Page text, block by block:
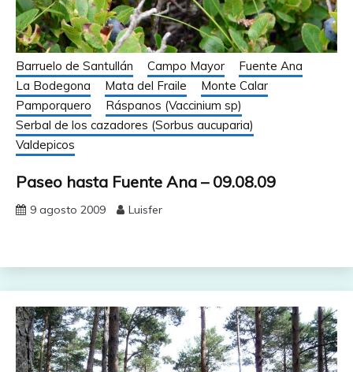
Barruelo de Santullán Campo Mayor
Fuente Ana
La Bodegona
Mata del Fraile
Monte Calar
Pamporquero
Ráspanos (Vaccinium sp)
Serbal de los cazadores (Sorbus aucuparia)
Valdepicos
Paseo hasta Fuente Ana – 09.08.09
9 agosto 2009 Luisfer